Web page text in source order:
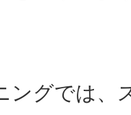
ングでは、